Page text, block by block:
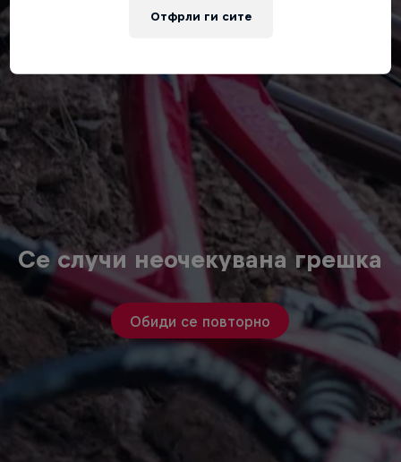
Се случи неочекувана грешка
Обиди се повторно
Отфрли ги сите